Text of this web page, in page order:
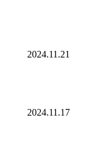
2024.11.21
2024.11.17